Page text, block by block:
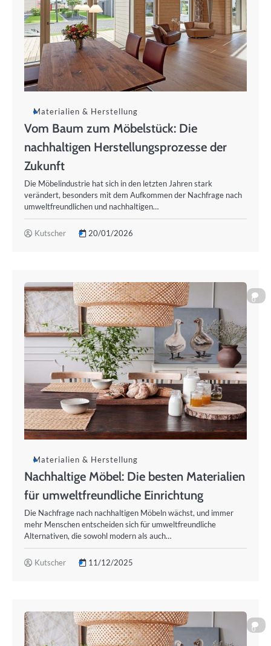
Materialien & Herstellung
Vom Baum zum Möbelstück: Die
nachhaltigen Herstellungsprozesse der
Zukunft
Die Möbelindustrie hat sich in den letzten Jahren stark
verändert, besonders mit dem Aufkommen der Nachfrage nach
umweltfreundlichen und nachhaltigen…
Kutscher 20/01/2026
0
Materialien & Herstellung
Nachhaltige Möbel: Die besten Materialien
für umweltfreundliche Einrichtung
Die Nachfrage nach nachhaltigen Möbeln wächst, und immer
mehr Menschen entscheiden sich für umweltfreundliche
Alternativen, die sowohl modern als auch…
Kutscher 11/12/2025
0